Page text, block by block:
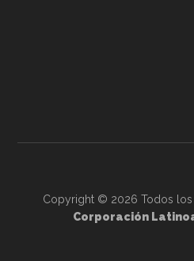
Copyright © 2026 Todos
Corporación